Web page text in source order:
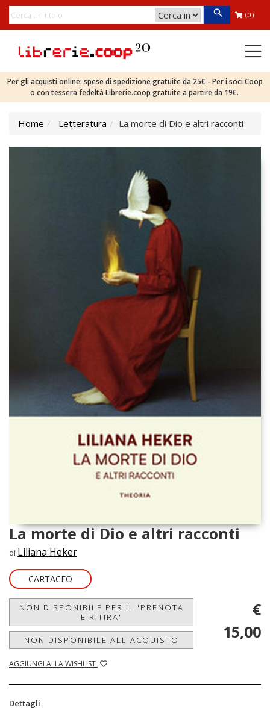
(0)
Per gli acquisti online: spese di spedizione gratuite da 25€ - Per i soci Coop
o con tessera fedeltà Librerie.coop gratuite a partire da 19€.
Home Letteratura La morte di Dio e altri racconti
La morte di Dio e altri racconti
di Liliana Heker
CARTACEO
NON DISPONIBILE PER IL 'PRENOTA
E RITIRA'
NON DISPONIBILE ALL'ACQUISTO
AGGIUNGI ALLA WISHLIST
€
15,00
Dettagli